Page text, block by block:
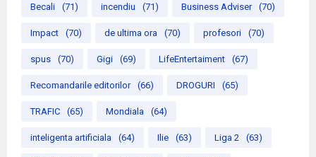
Becali (71) incendiu (71) Business Adviser (70)
Impact (70) de ultima ora (70) profesori (70)
spus (70) Gigi (69) LifeEntertaiment (67)
Recomandarile editorilor (66) DROGURI (65)
TRAFIC (65) Mondiala (64)
inteligenta artificiala (64) Ilie (63) Liga 2 (63)